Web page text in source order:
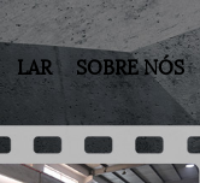
LAR SOBRE NÓS